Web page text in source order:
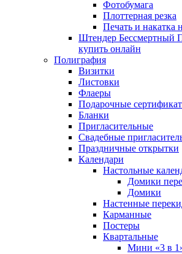
Фотобумага
Плоттерная резка
Печать и накатка
Штендер Бессмертный
купить онлайн
Полиграфия
Визитки
Листовки
Флаеры
Подарочные
Бланки
Пригласительные
Свадебные
Праздничные открытки
Календари
Настольные
Домики
Домики
Настенные
Карманные
Постеры
Квартальные
Мини «3 в